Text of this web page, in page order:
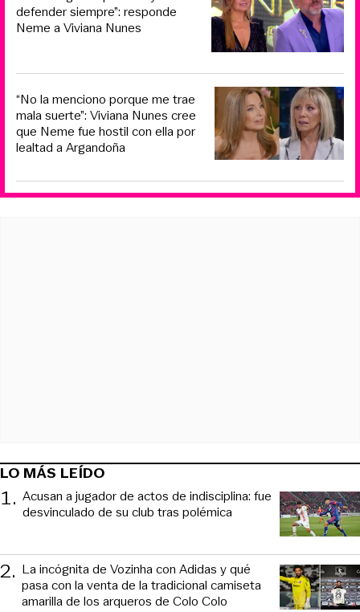
defender siempre”: responde
Neme a Viviana Nunes
“No la menciono porque me trae
mala suerte”: Viviana Nunes cree
que Neme fue hostil con ella por
lealtad a Argandoña
LO MÁS LEÍDO
1. Acusan a jugador de actos de indisciplina: fue
desvinculado de su club tras polémica
2. La incógnita de Vozinha con Adidas y qué
pasa con la venta de la tradicional camiseta
amarilla de los arqueros de Colo Colo